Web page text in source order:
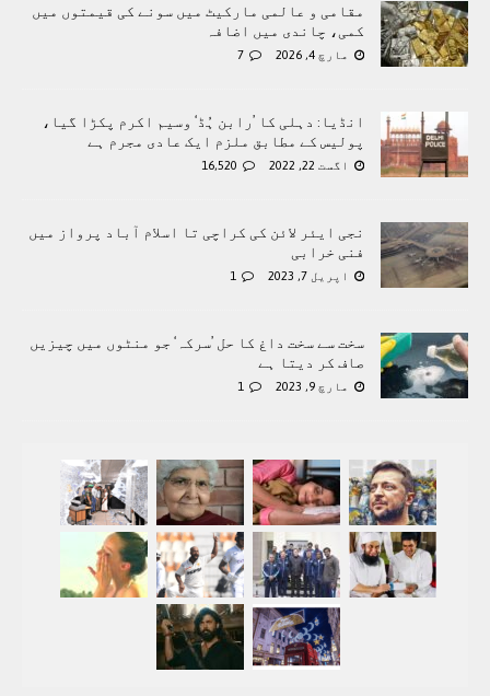
مقامی و عالمی مارکیٹ میں سونے کی قیمتوں میں
کمی، چاندی میں اضافہ
مارچ 4, 2026 7
انڈیا: دہلی کا ’رابن ہُڈ‘ وسیم اکرم پکڑا گیا،
پولیس کے مطابق ملزم ایک عادی مجرم ہے
اگست 22, 2022 16,520
نجی ایئر لائن کی کراچی تا اسلام آباد پرواز میں
فنی خرابی
اپریل 7, 2023 1
سخت سے سخت داغ کا حل ’سرکہ‘ جو منٹوں میں چیزیں
صاف کر دیتا ہے
مارچ 9, 2023 1